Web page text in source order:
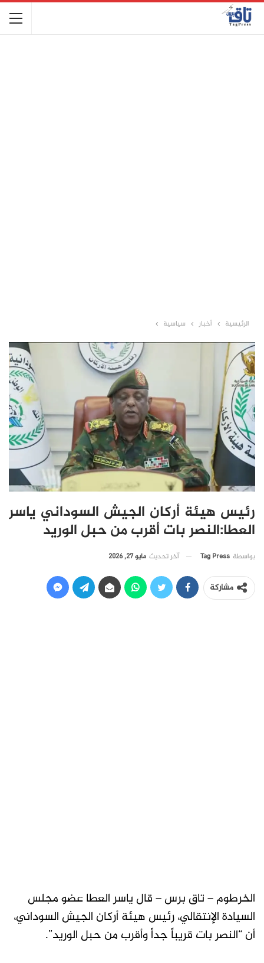
الرئيسية أخبار سياسية
رئيس هيئة أركان الجيش السوداني ياسر
العطا:النصر بات أقرب من حبل الوريد
بواسطة Tag Press آخر تحديث مايو 27, 2026
مشاركة
الخرطوم – تاق برس – قال ياسر العطا عضو مجلس
السيادة الإنتقالي، رئيس هيئة أركان الجيش السوداني،
أن “النصر بات قريباً جداً وأقرب من حبل الوريد”.